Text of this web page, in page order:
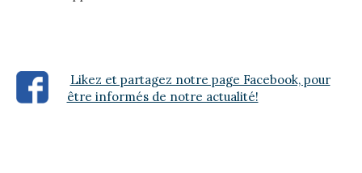
Likez et partagez notre page Facebook, pour
être informés de notre actualité!